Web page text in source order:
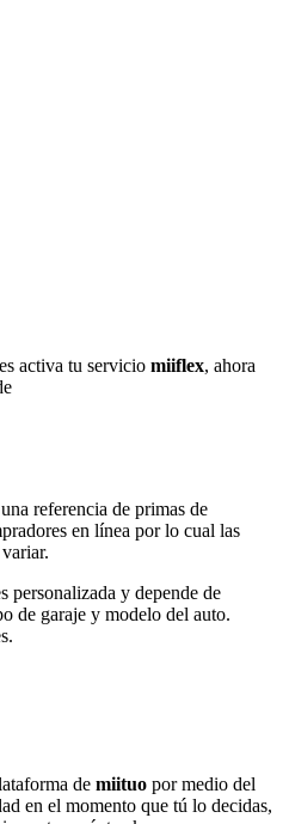
activa tu servicio miiflex, ahora
referencia de primas de
en línea por lo cual las
personalizada y depende de
de garaje y modelo del auto.
de miituo por medio del
en el momento que tú lo decidas,